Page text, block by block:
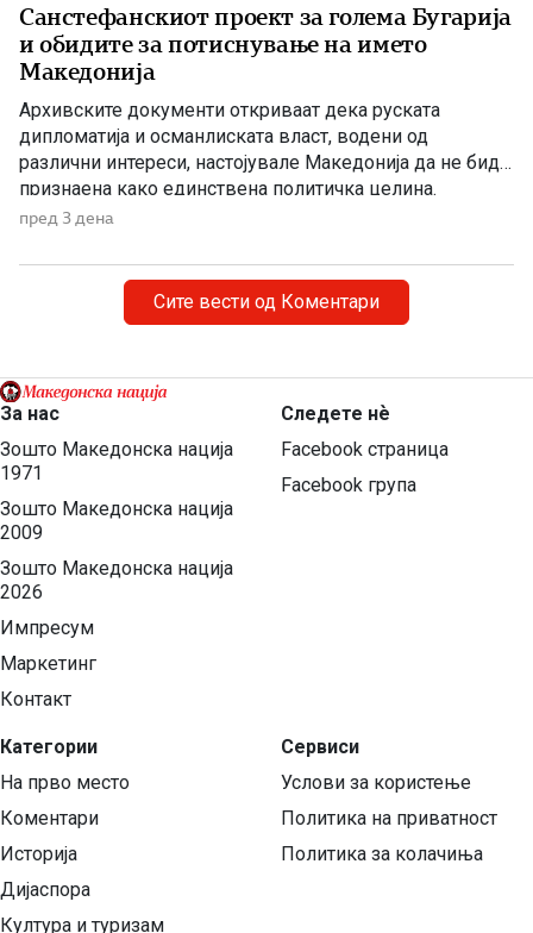
Санстефанскиот проект за голема Бугарија
и обидите за потиснување на името
Македонија
Архивските документи откриваат дека руската
дипломатија и османлиската власт, водени од
различни интереси, настојувале Македонија да не биде
признаена како единствена политичка целина.
Наместо нејзиното историско име, во службената
вилаети“. Македонија во Санстефанскиот проект По
Руско-турската војна од 1877–1878 година, Русија ѝ го
наметнала на Османлиската Империја прелиминарниот
пред 3 дена
Сите вести од Коментари
За нас
Зошто Македонска нација
1971
Зошто Македонска нација
2009
Зошто Македонска нација
2026
Импресум
Маркетинг
Контакт
Категории
На прво место
Коментари
Историја
Дијаспора
Култура и туризам
Следете нѐ
Facebook страница
Facebook група
Сервиси
Услови за користење
Политика на приватност
Политика за колачиња